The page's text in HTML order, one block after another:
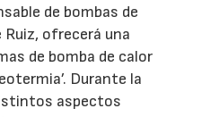
de bombas de
Ruiz, ofrecerá una
de bomba de calor
Durante la
aspectos